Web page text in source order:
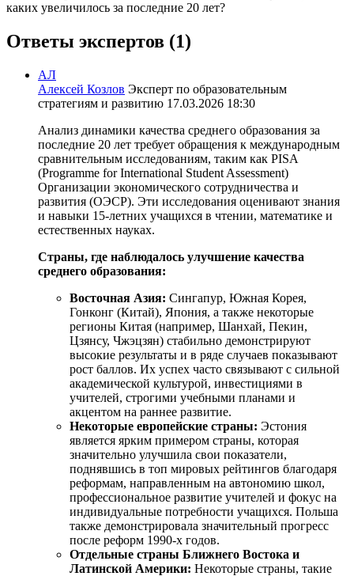
каких увеличилось за последние 20 лет?
Ответы экспертов (1)
АЛ
Алексей Козлов Эксперт по образовательным
стратегиям и развитию 17.03.2026 18:30
Анализ динамики качества среднего образования за
последние 20 лет требует обращения к международным
сравнительным исследованиям, таким как PISA
(Programme for International Student Assessment)
Организации экономического сотрудничества и
развития (ОЭСР). Эти исследования оценивают знания
и навыки 15-летних учащихся в чтении, математике и
естественных науках.
Страны, где наблюдалось улучшение качества
среднего образования:
Восточная Азия: Сингапур, Южная Корея,
Гонконг (Китай), Япония, а также некоторые
регионы Китая (например, Шанхай, Пекин,
Цзянсу, Чжэцзян) стабильно демонстрируют
высокие результаты и в ряде случаев показывают
рост баллов. Их успех часто связывают с сильной
академической культурой, инвестициями в
учителей, строгими учебными планами и
акцентом на раннее развитие.
Некоторые европейские страны: Эстония
является ярким примером страны, которая
значительно улучшила свои показатели,
поднявшись в топ мировых рейтингов благодаря
реформам, направленным на автономию школ,
профессиональное развитие учителей и фокус на
индивидуальные потребности учащихся. Польша
также демонстрировала значительный прогресс
после реформ 1990-х годов.
Отдельные страны Ближнего Востока и
Латинской Америки: Некоторые страны, такие